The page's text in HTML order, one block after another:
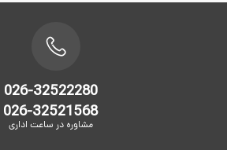
026-32522280
026-32521568
مشاوره در ساعت اداری